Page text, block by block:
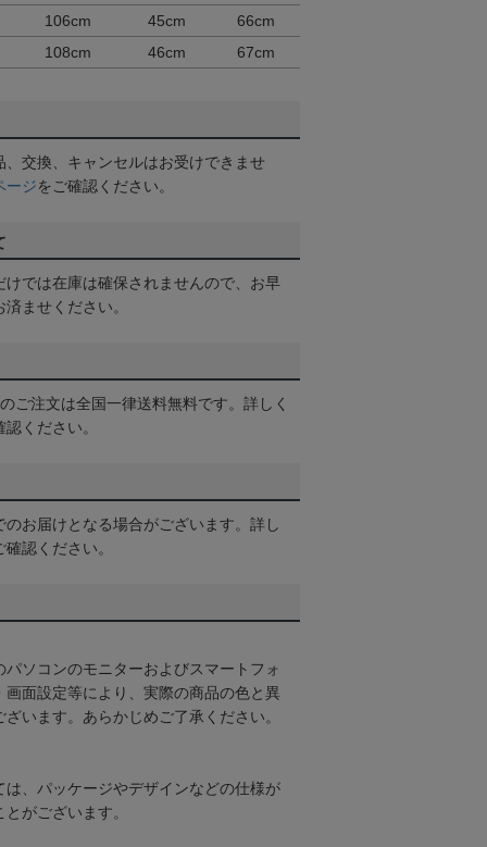
106cm
45cm
66cm
108cm
46cm 67cm
交換、キャンセルはお受けできませ
ージをご確認ください。
けでは在庫は確保されませんので、お早
ませください。
ご注文は全国一律送料無料です。詳しく
認ください。
お届けとなる場合がございます。詳し
確認ください。
ソコンのモニターおよびスマートフォ
画面設定等により、実際の商品の色と異
います。あらかじめご了承ください。
は、パッケージやデザインなどの仕様が
がございます。